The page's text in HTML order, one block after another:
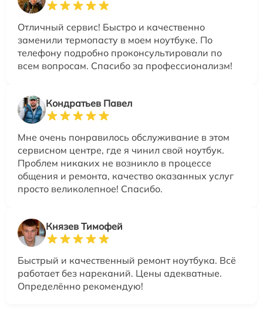
Отличный сервис! Быстро и качественно
заменили термопасту в моем ноутбуке. По
телефону подробно проконсультировали по
всем вопросам. Спасибо за профессионализм!
Кондратьев Павел
Мне очень понравилось обслуживание в этом
сервисном центре, где я чинил свой ноутбук.
Проблем никаких не возникло в процессе
общения и ремонта, качество оказанных услуг
просто великолепное! Спасибо.
Князев Тимофей
Быстрый и качественный ремонт ноутбука. Всё
работает без нареканий. Цены адекватные.
Определённо рекомендую!